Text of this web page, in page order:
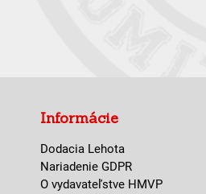
Informácie
Dodacia Lehota
Nariadenie GDPR
O vydavateľstve HMVP